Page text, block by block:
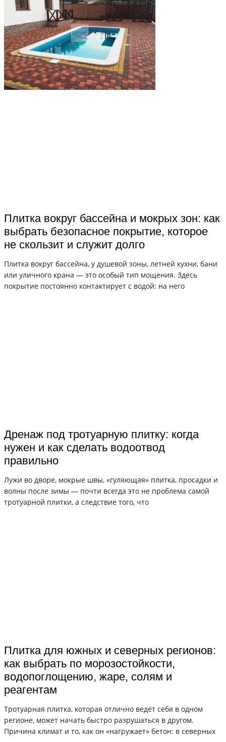
Плитка вокруг бассейна и мокрых зон: как
выбрать безопасное покрытие, которое
не скользит и служит долго
Плитка вокруг бассейна, у душевой зоны, летней кухни, бани
или уличного крана — это особый тип мощения. Здесь
покрытие постоянно контактирует с водой: на него
Дренаж под тротуарную плитку: когда
нужен и как сделать водоотвод
правильно
Лужи во дворе, мокрые швы, «гуляющая» плитка, просадки и
волны после зимы — почти всегда это не проблема самой
тротуарной плитки, а следствие того, что
Плитка для южных и северных регионов:
как выбрать по морозостойкости,
водопоглощению, жаре, солям и
реагентам
Тротуарная плитка, которая отлично ведёт себя в одном
регионе, может начать быстро разрушаться в другом.
Причина климат и то, как он «нагружает» бетон: в северных